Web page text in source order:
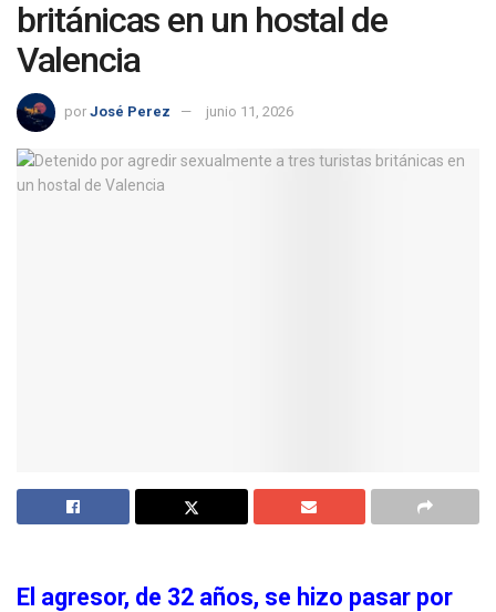
británicas en un hostal de
Valencia
por José Perez junio 11, 2026
El agresor, de 32 años, se hizo pasar por